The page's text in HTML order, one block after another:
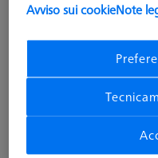
Avviso sui cookieNote